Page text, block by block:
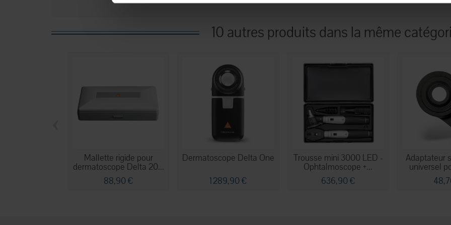
10 autres produits dans la même
Mallette rigide pour
dermatoscope Delta 20...
88,90 €
Dermatoscope Delta One
1 289,90 €
Trousse mini 3000 LED -
Ophtalmoscope +...
636,90 €
Adaptateur
universel